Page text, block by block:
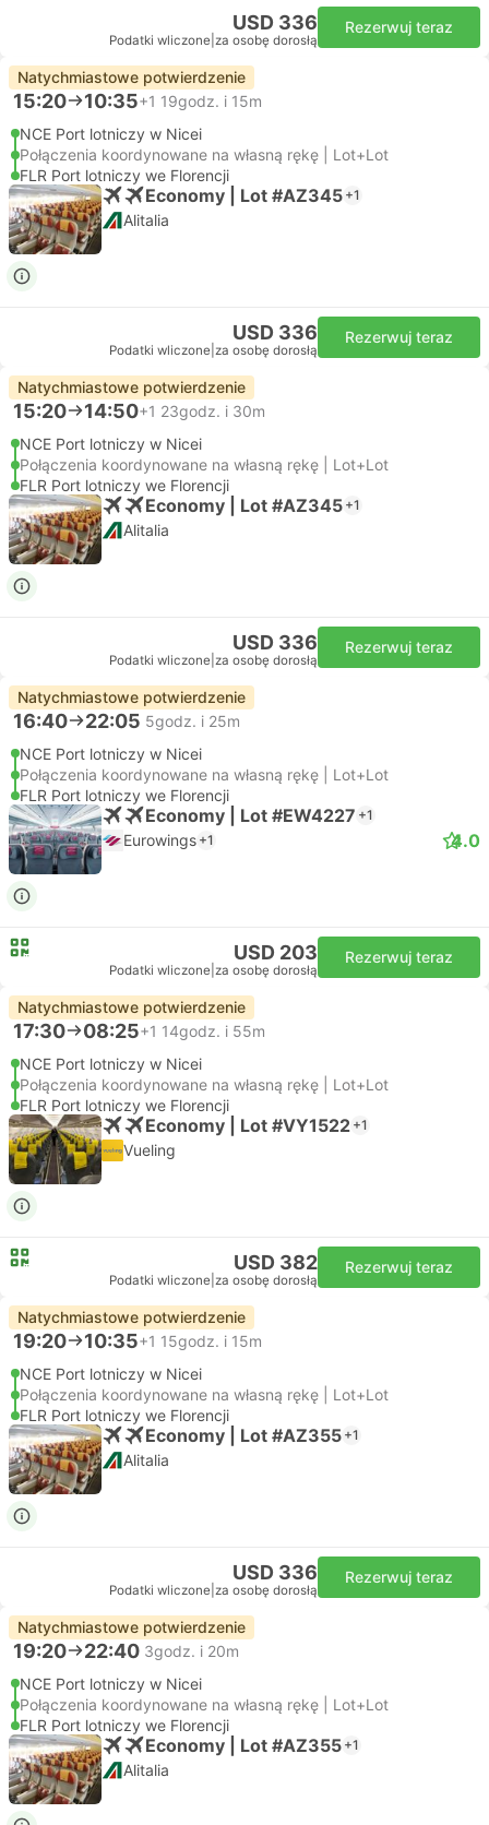
USD 336
Podatki wliczone za osobę dorosłą
Rezerwuj teraz
Natychmiastowe potwierdzenie
15:20 10:35+1 19godz. i 15m
NCE Port lotniczy w Nicei
Połączenia koordynowane na własną rękę | Lot+Lot
FLR Port lotniczy we Florencji
Economy | Lot #AZ345 +1
Alitalia
USD 336
Podatki wliczone za osobę dorosłą
Rezerwuj teraz
Natychmiastowe potwierdzenie
15:20 14:50+1 23godz. i 30m
NCE Port lotniczy w Nicei
Połączenia koordynowane na własną rękę | Lot+Lot
FLR Port lotniczy we Florencji
Economy | Lot #AZ345 +1
Alitalia
USD 336
Podatki wliczone za osobę dorosłą
Rezerwuj teraz
Natychmiastowe potwierdzenie
16:40 22:05 5godz. i 25m
NCE Port lotniczy w Nicei
Połączenia koordynowane na własną rękę | Lot+Lot
FLR Port lotniczy we Florencji
Economy | Lot #EW4227 +1
Eurowings +1 4.0
USD 203
Podatki wliczone za osobę dorosłą
Rezerwuj teraz
Natychmiastowe potwierdzenie
17:30 08:25+1 14godz. i 55m
NCE Port lotniczy w Nicei
Połączenia koordynowane na własną rękę | Lot+Lot
FLR Port lotniczy we Florencji
Economy | Lot #VY1522 +1
Vueling
USD 382
Podatki wliczone za osobę dorosłą
Rezerwuj teraz
Natychmiastowe potwierdzenie
19:20 10:35+1 15godz. i 15m
NCE Port lotniczy w Nicei
Połączenia koordynowane na własną rękę | Lot+Lot
FLR Port lotniczy we Florencji
Economy | Lot #AZ355 +1
Alitalia
USD 336
Podatki wliczone za osobę dorosłą
Rezerwuj teraz
Natychmiastowe potwierdzenie
19:20 22:40 3godz. i 20m
NCE Port lotniczy w Nicei
Połączenia koordynowane na własną rękę | Lot+Lot
FLR Port lotniczy we Florencji
Economy | Lot #AZ355 +1
Alitalia